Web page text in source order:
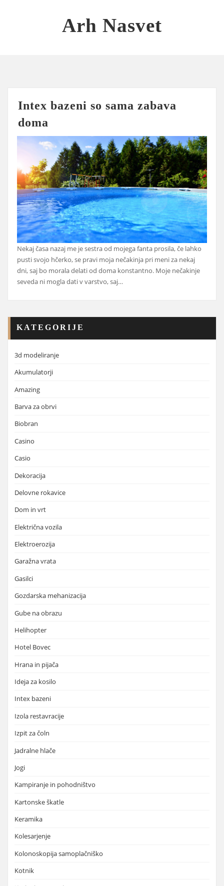
Arh Nasvet
Intex bazeni so sama zabava
doma
Nekaj časa nazaj me je sestra od mojega fanta prosila, če lahko
pusti svojo hčerko, se pravi moja nečakinja pri meni za nekaj
dni, saj bo morala delati od doma konstantno. Moje nečakinje
seveda ni mogla dati v varstvo, saj…
KATEGORIJE
3d modeliranje
Akumulatorji
Amazing
Barva za obrvi
Biobran
Casino
Casio
Dekoracija
Delovne rokavice
Dom in vrt
Električna vozila
Elektroerozija
Garažna vrata
Gasilci
Gozdarska mehanizacija
Gube na obrazu
Helihopter
Hotel Bovec
Hrana in pijača
Ideja za kosilo
Intex bazeni
Izola restavracije
Izpit za čoln
Jadralne hlače
Jogi
Kampiranje in pohodništvo
Kartonske škatle
Keramika
Kolesarjenje
Kolonoskopija samoplačniško
Kotnik